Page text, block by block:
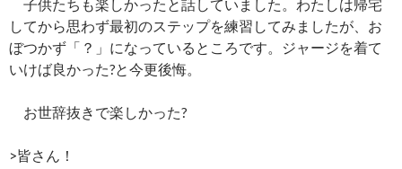
子供たちも楽しかったと話していました。わたしは帰宅
してから思わず最初のステップを練習してみましたが、お
ぼつかず「？」になっているところです。ジャージを着て
いけば良かった?と今更後悔。
お世辞抜きで楽しかった?
>皆さん！